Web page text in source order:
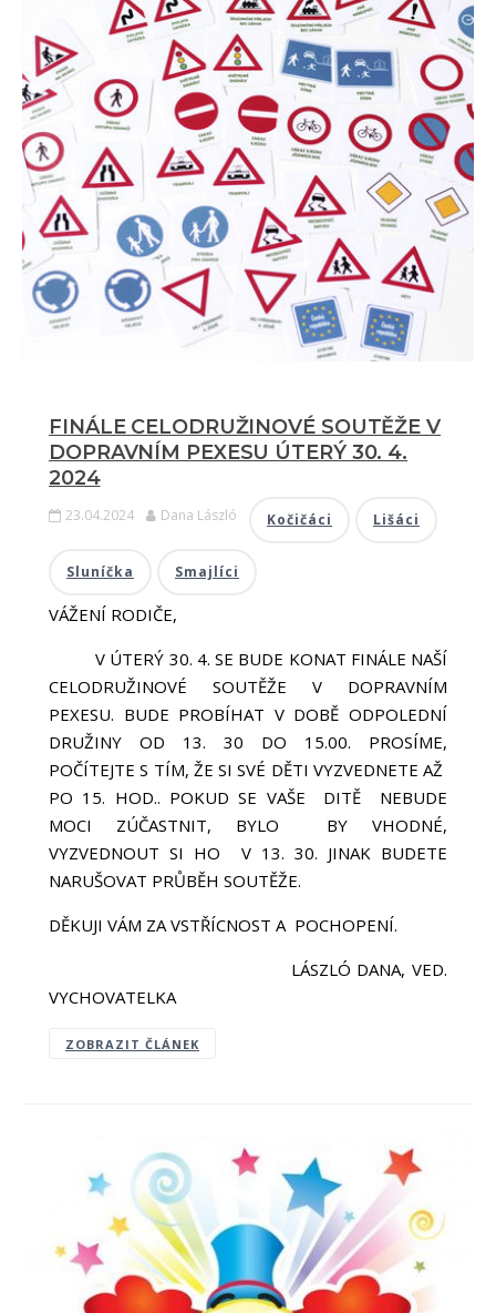
FINÁLE CELODRUŽINOVÉ SOUTĚŽE V
DOPRAVNÍM PEXESU ÚTERÝ 30. 4.
2024
23.04.2024 Dana László Kočičáci Lišáci
Sluníčka Smajlíci
VÁŽENÍ RODIČE,
V ÚTERÝ 30. 4. SE BUDE KONAT FINÁLE NAŠÍ
CELODRUŽINOVÉ SOUTĚŽE V DOPRAVNÍM
PEXESU. BUDE PROBÍHAT V DOBĚ ODPOLEDNÍ
DRUŽINY OD 13. 30 DO 15.00. PROSÍME,
POČÍTEJTE S TÍM, ŽE SI SVÉ DĚTI VYZVEDNETE AŽ
PO 15. HOD.. POKUD SE VAŠE DITĚ NEBUDE
MOCI ZÚČASTNIT, BYLO BY VHODNÉ,
VYZVEDNOUT SI HO V 13. 30. JINAK BUDETE
NARUŠOVAT PRŮBĚH SOUTĚŽE.
DĚKUJI VÁM ZA VSTŘÍCNOST A POCHOPENÍ.
LÁSZLÓ DANA, VED.
VYCHOVATELKA
ZOBRAZIT ČLÁNEK